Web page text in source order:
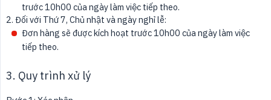
trước 10h00 của ngày làm việc tiếp theo.
2. Đối với Thứ 7, Chủ nhật và ngày nghỉ lễ:
Đơn hàng sẽ được kích hoạt trước 10h00 của ngày làm việc
tiếp theo.
3. Quy trình xử lý